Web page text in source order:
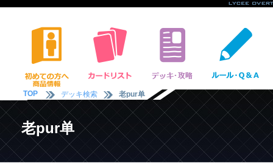
TOP デッキ検索 老pur单
老pur单